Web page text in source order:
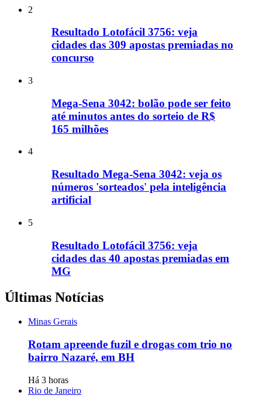
2
Resultado Lotofácil 3756: veja
cidades das 309 apostas premiadas no
concurso
3
Mega-Sena 3042: bolão pode ser feito
até minutos antes do sorteio de R$
165 milhões
4
Resultado Mega-Sena 3042: veja os
números 'sorteados' pela inteligência
artificial
5
Resultado Lotofácil 3756: veja
cidades das 40 apostas premiadas em
MG
Últimas Notícias
Minas Gerais
Rotam apreende fuzil e drogas com trio no
bairro Nazaré, em BH
Há 3 horas
Rio de Janeiro